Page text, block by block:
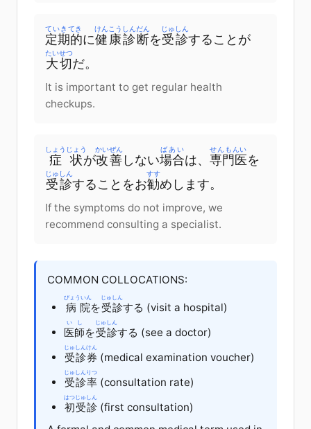
定期的
ていきてき
に健康
けんこう
診断
しんだん
を受診
じゅしん
することが
大切
たいせつ
だ。
It is important to get regular health
checkups.
症状
しょうじょう
が改善
かいぜん
しない場合
ばあい
は、 専門医
せんもんい
を
受診
じゅしん
することをお勧
すす
めします。
If the symptoms do not improve, we
recommend consulting a specialist.
COMMON COLLOCATIONS:
病院
びょういん
を受診
じゅしん
する (visit a hospital)
医師
いし
を受診
じゅしん
する (see a doctor)
受診
じゅしん
券
けん
(medical examination voucher)
受診
じゅしん
率
りつ
(consultation rate)
初
はつ
受診
じゅしん
(first consultation)